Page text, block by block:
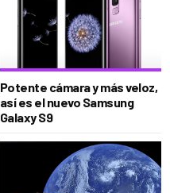
Potente cámara y más veloz,
así es el nuevo Samsung
Galaxy S9